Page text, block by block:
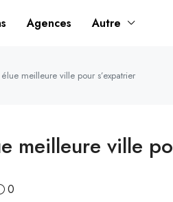
Agences Autre
meilleure ville pour s’expatrier
meilleure ville
0